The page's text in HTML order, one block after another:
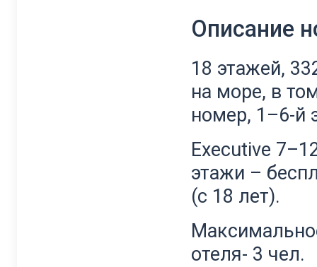
Описание
18 этажей,
на море, в
номер, 1–6-й
Executive
этажи –
(с 18 лет).
отеля- 3 чел.